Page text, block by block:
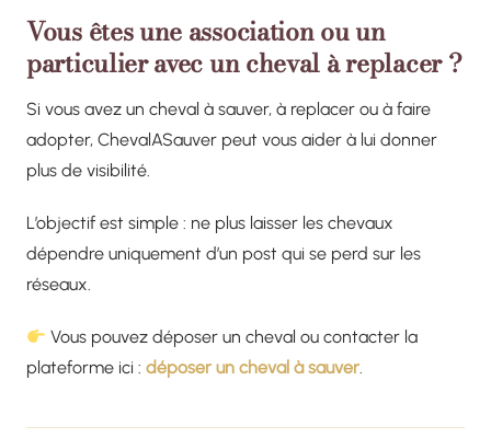
Vous êtes une association ou un
particulier avec un cheval à replacer ?
Si vous avez un cheval à sauver, à replacer ou à faire
adopter, ChevalASauver peut vous aider à lui donner
plus de visibilité.
L’objectif est simple : ne plus laisser les chevaux
dépendre uniquement d’un post qui se perd sur les
réseaux.
Vous pouvez déposer un cheval ou contacter la
plateforme ici : déposer un cheval à sauver.